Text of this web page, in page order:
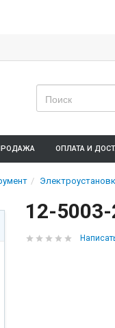
ОПЛАТА И
12-